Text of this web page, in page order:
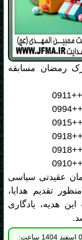
عقیدتی سیاسی
تقدیم هدایا،
هدیه، یادگاری
( امتیاز کل 3 توسط 3
نفر)